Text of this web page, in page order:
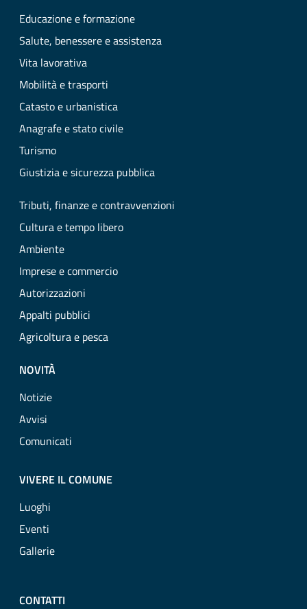
Educazione e formazione
Salute, benessere e assistenza
Vita lavorativa
Mobilità e trasporti
Catasto e urbanistica
Anagrafe e stato civile
Turismo
Giustizia e sicurezza pubblica
Tributi, finanze e contravvenzioni
Cultura e tempo libero
Ambiente
Imprese e commercio
Autorizzazioni
Appalti pubblici
Agricoltura e pesca
NOVITÀ
Notizie
Avvisi
Comunicati
VIVERE IL COMUNE
Luoghi
Eventi
Gallerie
CONTATTI